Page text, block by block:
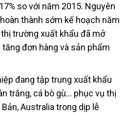
so với năm 2015. Nguyên
thành sớm kế hoạch năm
trường xuất khẩu đã mở
đơn hàng và sản phẩm
đang tập trung xuất khẩu
trắng, cá bò gù… phục vụ thị
Australia trong dịp lễ